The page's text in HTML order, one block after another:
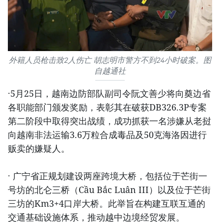
外籍人员枪击致2人伤亡 胡志明市警方不到24小时破案。图
自越通社
·5月25日，越南边防部队副司令阮文善少将向奠边省
各职能部门颁发奖励，表彰其在破获DB326.3P专案
第二阶段中取得突出战绩，成功抓获一名涉嫌从老挝
向越南非法运输3.6万粒合成毒品及50克海洛因进行
贩卖的嫌疑人。
· 广宁省正规划建设两座跨境大桥，包括位于芒街一
号坊的北仑三桥（Cầu Bắc Luân III）以及位于芒街
三坊的Km3+4口岸大桥。此举旨在构建互联互通的
交通基础设施体系，推动越中边境经贸发展。